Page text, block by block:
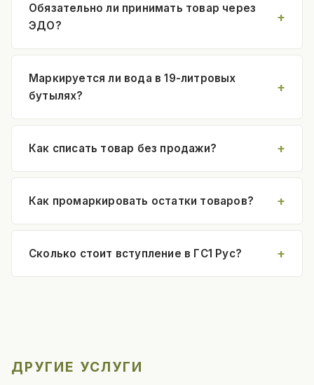
Обязательно ли принимать товар через
ЭДО?
Маркируется ли вода в 19-литровых
бутылях?
Как списать товар без продажи?
Как промаркировать остатки товаров?
Сколько стоит вступление в ГС1 Рус?
ДРУГИЕ УСЛУГИ